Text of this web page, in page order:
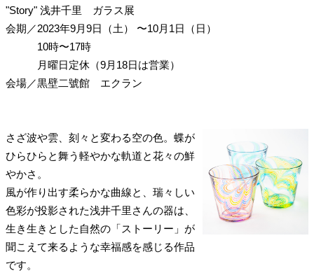
"Story" 浅井千里 ガラス展
会期 ／2023年9月9日（土） 〜10月1日（日）
10時〜17時
月曜日定休（9月18日は営業）
会場／黒壁二號館 エクラン
さざ波や雲、刻々と変わる空の色。蝶が
ひらひらと舞う軽やかな軌道と花々の鮮
やかさ。
風が作り出す柔らかな曲線と、瑞々しい
色彩が投影された浅井千里さんの器は、
生き生きとした自然の「ストーリー」が
聞こえて来るような幸福感を感じる作品
です。